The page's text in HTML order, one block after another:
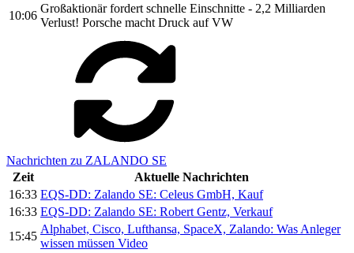
10:06
Großaktionär fordert schnelle Einschnitte - 2,2 Milliarden
Verlust! Porsche macht Druck auf VW
Nachrichten zu ZALANDO SE
Zeit
Aktuelle Nachrichten
16:33 EQS-DD: Zalando SE: Celeus GmbH, Kauf
16:33 EQS-DD: Zalando SE: Robert Gentz, Verkauf
15:45
Alphabet, Cisco, Lufthansa, SpaceX, Zalando: Was Anleger
wissen müssen Video